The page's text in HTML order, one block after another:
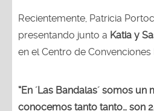
Recientemente, Patricia
presentando junto a Katia y
en el Centro de
“En ´Las Bandalas´ somos
conocemos tanto tanto… son